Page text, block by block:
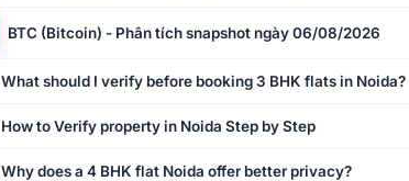
BTC (Bitcoin) - Phân tích snapshot ngày 06/08/2026
What should I verify before booking 3 BHK flats in Noida?
How to Verify property in Noida Step by Step
Why does a 4 BHK flat Noida offer better privacy?